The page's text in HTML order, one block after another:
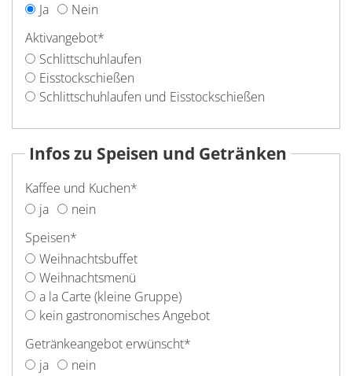
Ja
Nein
Aktivangebot*
Schlittschuhlaufen
Eisstockschießen
Schlittschuhlaufen und Eisstockschießen
Infos zu Speisen und Getränken
Kaffee und Kuchen*
ja
nein
Speisen*
Weihnachtsbuffet
Weihnachtsmenü
a la Carte (kleine Gruppe)
kein gastronomisches Angebot
Getränkeangebot erwünscht*
ja
nein